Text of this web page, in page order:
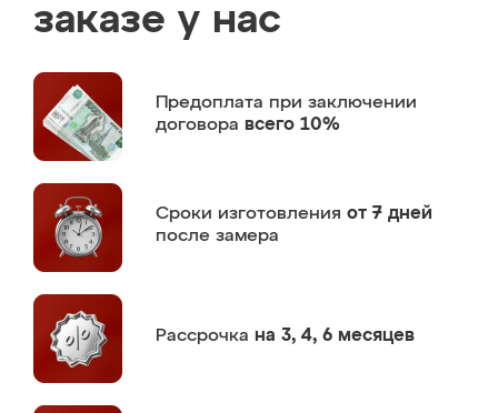
заказе у нас
Предоплата при заключении
договора всего 10%
Сроки изготовления от 7 дней
после замера
Рассрочка на 3, 4, 6 месяцев